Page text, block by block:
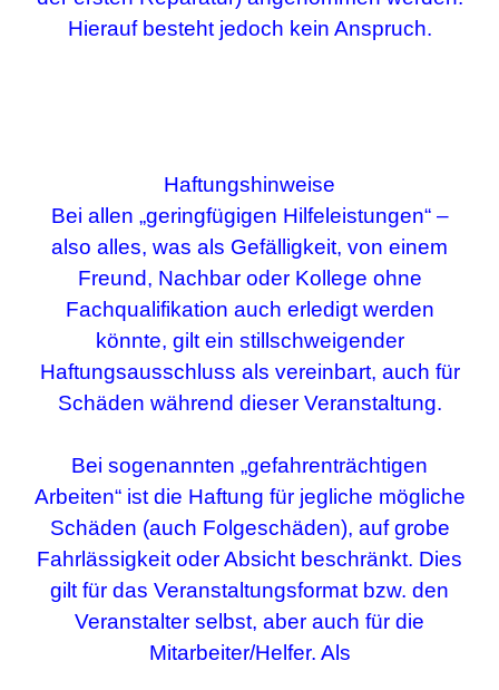
Hierauf besteht jedoch kein Anspruch.
Haftungshinweise
Bei allen „geringfügigen Hilfeleistungen“–
also alles, was als Gefälligkeit, von einem
Freund, Nachbar oder Kollege ohne
Fachqualifikation auch erledigt werden
könnte, gilt ein stillschweigender
Haftungsausschluss als vereinbart, auch für
Schäden während dieser Veranstaltung.
Bei sogenannten „gefahrenträchtigen
Arbeiten“ ist die Haftung für jegliche mögliche
Schäden (auch Folgeschäden), auf grobe
Fahrlässigkeit oder Absicht beschränkt. Dies
gilt für das Veranstaltungsformat bzw. den
Veranstalter selbst, aber auch für die
Mitarbeiter/Helfer. Als